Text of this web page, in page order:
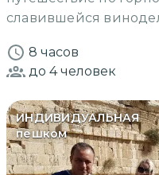
славившейся
8 часов
до 4человек
ИНДИВИДУАЛЬНАЯ
пешком